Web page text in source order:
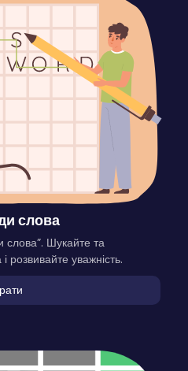
слова
слова”. Шукайте та
розвивайте уважність.